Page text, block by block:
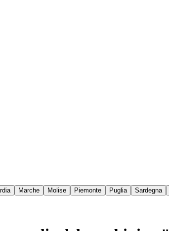
Marche Molise Piemonte Puglia Sardegna